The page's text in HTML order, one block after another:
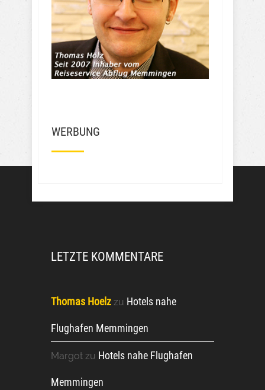
den selben Reise Zeitraum 150,-
Euro zahlen . Das sind 100 Euro
weniger. Wie soll ich das finden?
Frechheit wie die den Leuten das
Geld aus der Tasche ziehen….
Mehr Bewertungen
WERBUNG
LETZTE KOMMENTARE
Thomas Hoelz zu Hotels nahe
Flughafen Memmingen
Margot zu Hotels nahe Flughafen
Memmingen